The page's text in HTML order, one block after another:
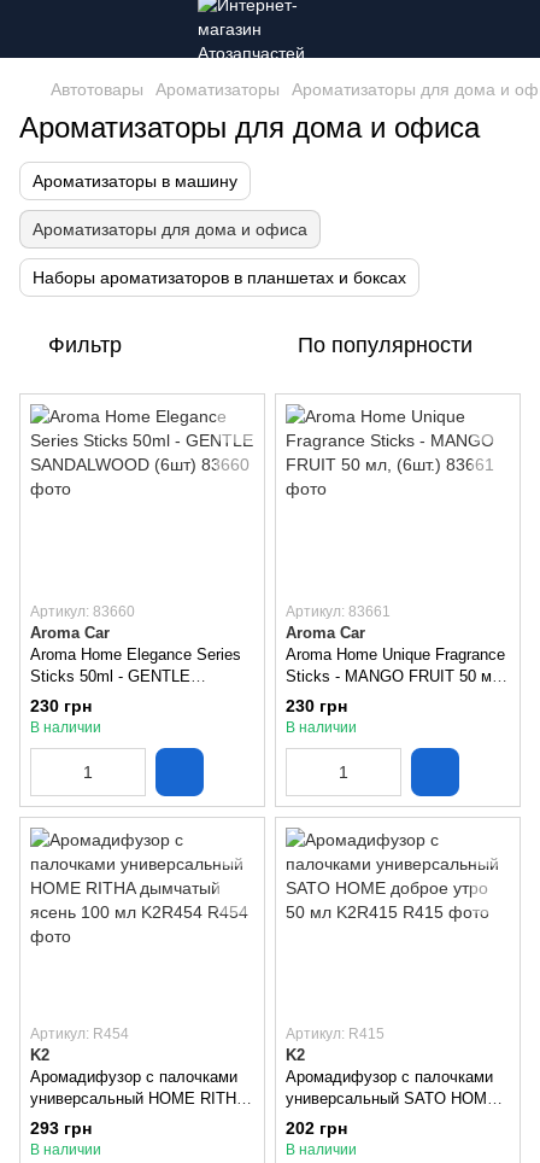
Автотовары Ароматизаторы Ароматизаторы для дома и
Ароматизаторы для дома и офиса
Ароматизаторы в машину
Ароматизаторы для дома и офиса
Наборы ароматизаторов в планшетах и ​​боксах
Фильтр По популярности
Артикул: 83660
Aroma Car
Aroma Home Elegance Series
Sticks 50ml - GENTLE
SANDALWOOD (6шт)
230 грн
В наличии
Артикул: 83661
Aroma Car
Aroma Home Unique Fragrance
Sticks - MANGO FRUIT 50 мл,
(6шт.)
230 грн
В наличии
Артикул: R454
K2
Аромадифузор с палочками
универсальный HOME RITHA
дымчатый ясень 100 мл
K2R454
293 грн
В наличии
Артикул: R415
K2
Аромадифузор с палочками
универсальный SATO HOME
доброе утро 50 мл K2R415
202 грн
В наличии